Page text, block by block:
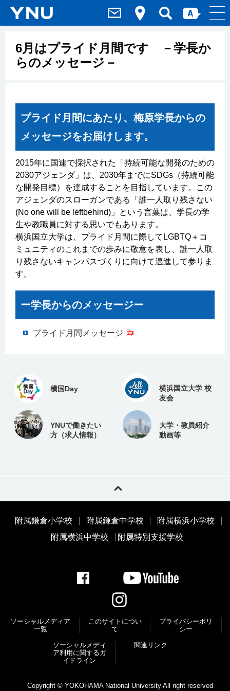
6月はプライド月間です －学長か
らのメッセージ－
プライド月間にあたり、梅原学長からの
メッセージをお届けします。
2015年に国連で採択された「持続可能な開発のための
2030アジェンダ」は、2030年までにSDGs（持続可能
な開発目標）を達成することを目指しています。この
アジェンダのスローガンである「誰一人取り残さない
(No one will be leftbehind)」という言葉は、学長の学
生や教職員に対する思いでもあります。
横浜国立大学は、プライド月間に際してLGBTQ＋コ
ミュニティのこれまでの歩みに敬意を表し、誰一人取
り残さないキャンパスづくりに向けて邁進して参りま
す。
ー学長からのメッセージー
プライド月間メッセージ
横国Day
横浜国立大学 校
友会
YNUで働きたい
方（求人情報）
大学・教員紹介
動画等
附属鎌倉小学校 附属鎌倉中学校
附属横浜小学校
附属横浜中学校
附属特別支援学校
ソーシャルメディア
一覧
このサイトについ
て
プライバシーポリ
シー
ソーシャルメディ
ア利⽤に関するガ
イドライン
関連リンク
Copyright © YOKOHAMA National University All right reserved